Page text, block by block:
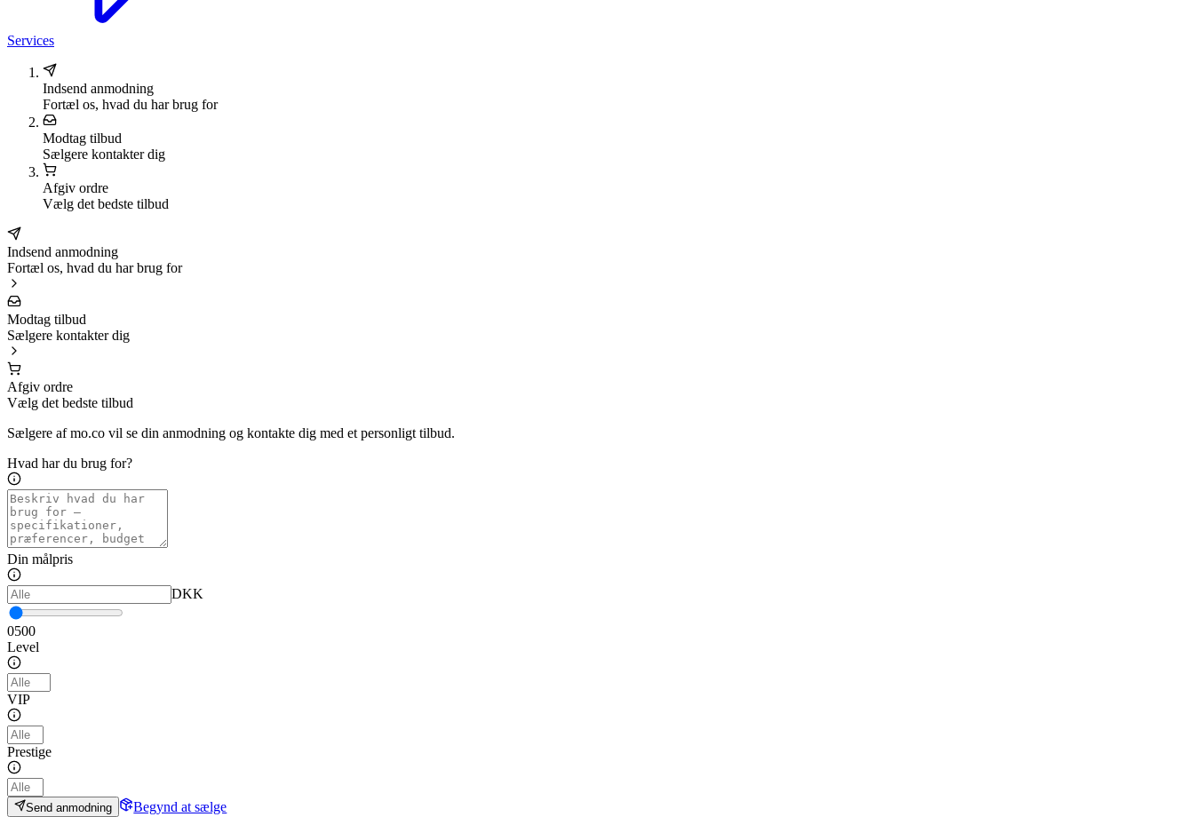
Services
Indsend anmodning
Fortæl os, hvad du har brug for
Modtag tilbud
Sælgere kontakter dig
Afgiv ordre
Vælg det bedste tilbud
Indsend anmodning
Fortæl os, hvad du har brug for
Modtag tilbud
Sælgere kontakter dig
Afgiv ordre
Vælg det bedste tilbud
Sælgere af mo.co vil se din anmodning og kontakte dig med et personligt tilbud.
Hvad har du brug for?
Din målpris
DKK
0500
Level
VIP
Prestige
Send anmodning
Begynd at sælge